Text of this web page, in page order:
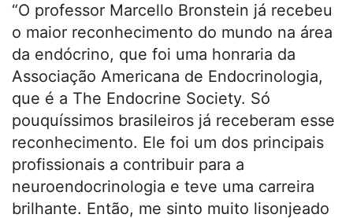
“O professor Marcello Bronstein já recebeu
o maior reconhecimento do mundo na área
da endócrino, que foi uma honraria da
Associação Americana de Endocrinologia,
que é a The Endocrine Society. Só
pouquíssimos brasileiros já receberam esse
reconhecimento. Ele foi um dos principais
profissionais a contribuir para a
neuroendocrinologia e teve uma carreira
brilhante. Então, me sinto muito lisonjeado